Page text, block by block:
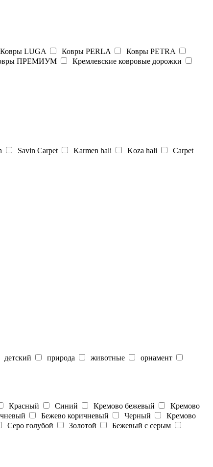
Ковры LUGA Ковры PERLA
Ковры PETRA
ПРЕМИУМ
Кремлевские ковровые дорожки
Savin Carpet Karmen hali Koza hali
Carpet
детский природа животные
орнамент
Красный Синий Кремово бежевый
Кремово
Бежево коричневый Черный
Кремово
Серо голубой Золотой
Бежевый с серым